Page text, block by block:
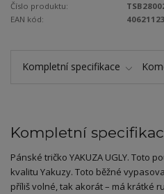
Číslo produktu:
EAN kód:
Kompletní specifikace
Kompletní
Pánské tričko YAKUZA UGLY. Toto
kvalitu Yakuzy. Toto běžné
příliš volné, tak akorát – má krátké